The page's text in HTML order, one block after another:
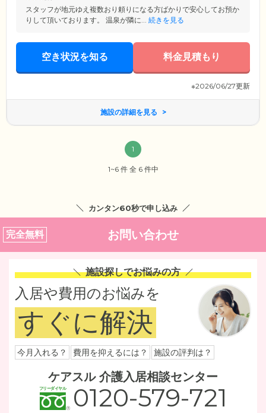
スタッフが地元ゆえ複数おり頼りになる方ばかりで安心してお預か
りして頂いております。 温泉が隣に... 続きを見る
空き状況を知る 料金見積もり
※2026/06/27更新
施設の詳細を見る
1
1~6 件 全 6 件中
カンタン60秒で申し込み
完全無料 お問い合わせ
施設探しでお悩みの方
入居や費用のお悩みを
すぐに解決
今月入れる？ 費用を抑えるには？ 施設の評判は？
ケアスル 介護入居相談センター
0120-579-721